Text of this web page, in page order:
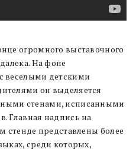
огромного выставочного
На фоне
веселыми детскими
он выделяется
стенами, исписанными
Главная надпись на
стенде представлены более
среди которых,